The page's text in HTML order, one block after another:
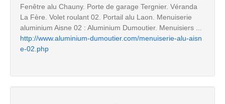
Fenêtre alu Chauny. Porte de garage Tergnier. Véranda
La Fère. Volet roulant 02. Portail alu Laon. Menuiserie
aluminium Aisne 02 : Aluminium Dumoutier. Menuisiers ...
http://www.aluminium-dumoutier.com/menuiserie-alu-aisn
e-02.php